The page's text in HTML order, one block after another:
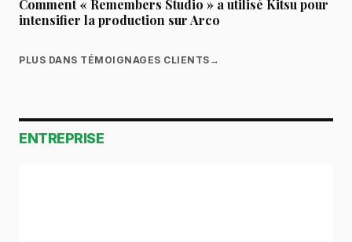
Comment « Remembers Studio » a utilisé Kitsu pour
intensifier la production sur Arco
PLUS DANS TÉMOIGNAGES CLIENTS →
ENTREPRISE